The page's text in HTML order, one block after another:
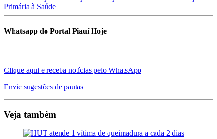
Primária à Saúde
Whatsapp do Portal Piauí Hoje
Clique aqui e receba notícias pelo WhatsApp
Envie sugestões de pautas
Veja também